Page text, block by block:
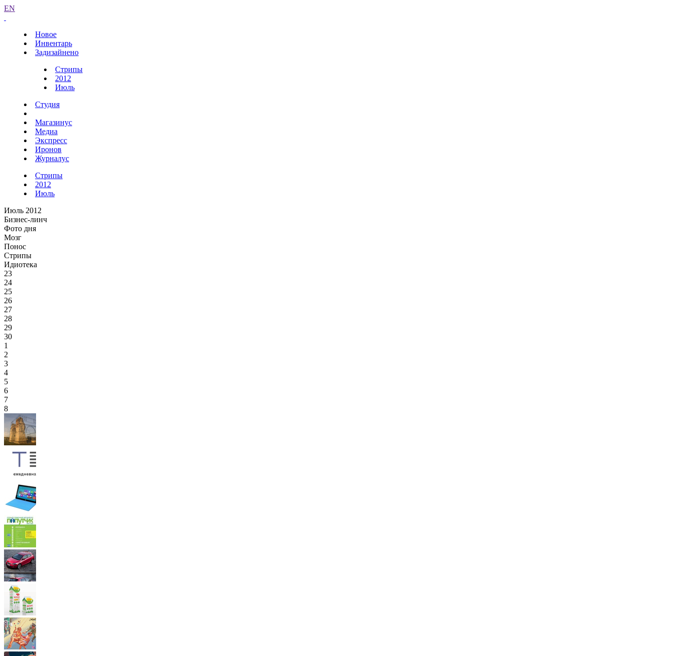
EN
Новое
Инвентарь
Задизайнено
Стрипы
2012
Июль
Студия
Магазинус
Медиа
Экспресс
Иронов
Журналус
Стрипы
2012
Июль
Июль 2012
Бизнес-линч
Фото дня
Мозг
Понос
Стрипы
Идиотека
23
24
25
26
27
28
29
30
1
2
3
4
5
6
7
8